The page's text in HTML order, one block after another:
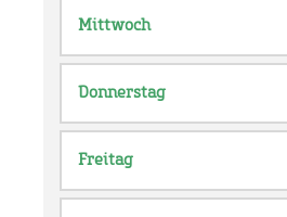
Mittwoch
Donnerstag
Freitag